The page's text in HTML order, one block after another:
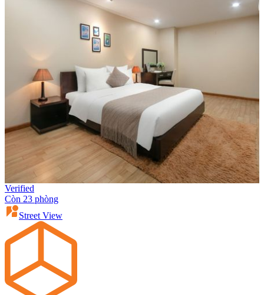
Verified
Còn 23 phòng
Street View